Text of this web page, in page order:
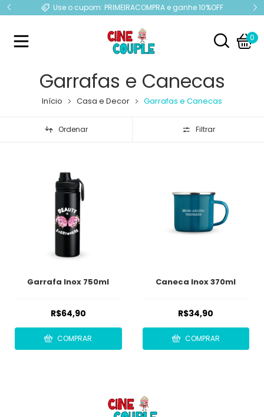
Use o cupom: PRIMEIRACOMPRA e ganhe 10%OFF
0
Garrafas e Canecas
Início Casa e Decor Garrafas e Canecas
Ordenar Filtrar
Garrafa Inox 750ml
R$64,90
COMPRAR
Caneca Inox 370ml
R$34,90
COMPRAR